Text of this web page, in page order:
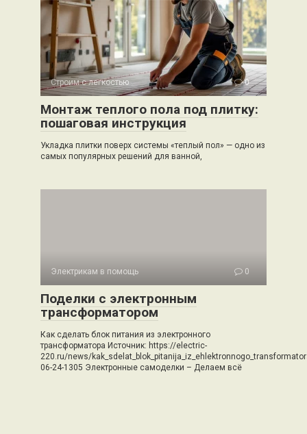
Строим с легкостью 0
Монтаж теплого пола под плитку:
пошаговая инструкция
Укладка плитки поверх системы «теплый пол» — одно из
самых популярных решений для ванной,
Электрикам в помощь 0
Поделки с электронным
трансформатором
Как сделать блок питания из электронного
трансформатора Источник: https://electric-
220.ru/news/
06-24-1305 Электронные самоделки – Делаем всё